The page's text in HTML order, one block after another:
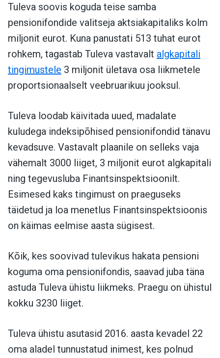
Tuleva soovis koguda teise samba
pensionifondide valitseja aktsiakapitaliks kolm
miljonit eurot. Kuna panustati 513 tuhat eurot
rohkem, tagastab Tuleva vastavalt algkapitali
tingimustele 3 miljonit ületava osa liikmetele
proportsionaalselt veebruarikuu jooksul.
Tuleva loodab käivitada uued, madalate
kuludega indeksipõhised pensionifondid tänavu
kevadsuve. Vastavalt plaanile on selleks vaja
vähemalt 3000 liiget, 3 miljonit eurot algkapitali
ning tegevusluba Finantsinspektsioonilt.
Esimesed kaks tingimust on praeguseks
täidetud ja loa menetlus Finantsinspektsioonis
on käimas eelmise aasta sügisest.
Kõik, kes soovivad tulevikus hakata pensioni
koguma oma pensionifondis, saavad juba täna
astuda Tuleva ühistu liikmeks. Praegu on ühistul
kokku 3230 liiget.
Tuleva ühistu asutasid 2016. aasta kevadel 22
oma aladel tunnustatud inimest, kes polnud